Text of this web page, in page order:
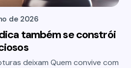
de 2026
também se constrói
deixam Quem convive com